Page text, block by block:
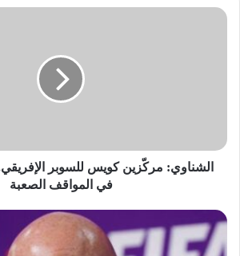
الشناوي: مركّزين كويس للسوبر الإفريقي..
في المواقف الصعبة